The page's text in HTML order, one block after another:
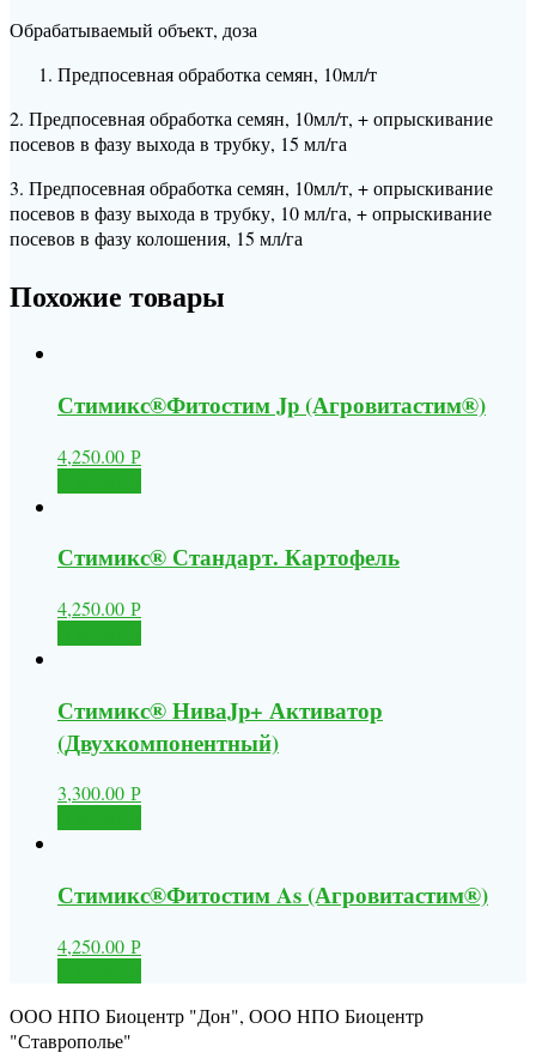
Обрабатываемый объект, доза
Предпосевная обработка семян, 10мл/т
2. Предпосевная обработка семян, 10мл/т, + опрыскивание
посевов в фазу выхода в трубку, 15 мл/га
3. Предпосевная обработка семян, 10мл/т, + опрыскивание
посевов в фазу выхода в трубку, 10 мл/га, + опрыскивание
посевов в фазу колошения, 15 мл/га
Похожие товары
Стимикс®Фитостим Jp (Агровитастим®)
4,250.00 Р
Стимикс® Стандарт. Картофель
4,250.00 Р
Стимикс® НиваJp+ Активатор
(Двухкомпонентный)
3,300.00 Р
Стимикс®Фитостим As (Агровитастим®)
4,250.00 Р
ООО НПО Биоцентр "Дон", ООО НПО Биоцентр
"Ставрополье"